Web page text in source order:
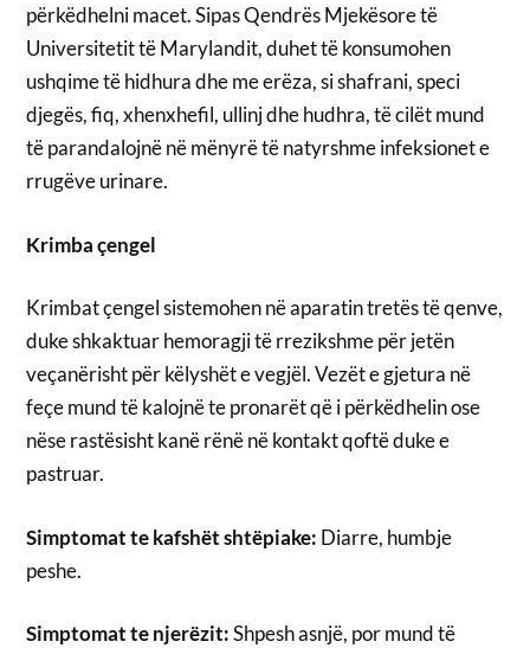
përkëdhelni macet. Sipas Qendrës Mjekësore të
Universitetit të Marylandit, duhet të konsumohen
ushqime të hidhura dhe me erëza, si shafrani, speci
djegës, fiq, xhenxhefil, ullinj dhe hudhra, të cilët mund
të parandalojnë në mënyrë të natyrshme infeksionet e
rrugëve urinare.
Krimba çengel
Krimbat çengel sistemohen në aparatin tretës të qenve,
duke shkaktuar hemoragji të rrezikshme për jetën
veçanërisht për këlyshët e vegjël. Vezët e gjetura në
feçe mund të kalojnë te pronarët që i përkëdhelin ose
nëse rastësisht kanë rënë në kontakt qoftë duke e
pastruar.
Simptomat te kafshët shtëpiake: Diarre, humbje
peshe.
Simptomat te njerëzit:Shpesh asnjë, por mund të